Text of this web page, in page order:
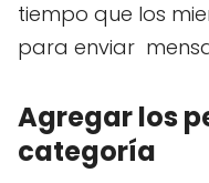
tiempo que los
para enviar
Agregar los
categoría